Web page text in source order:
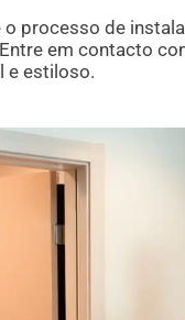
processo de
em contacto
e estiloso.